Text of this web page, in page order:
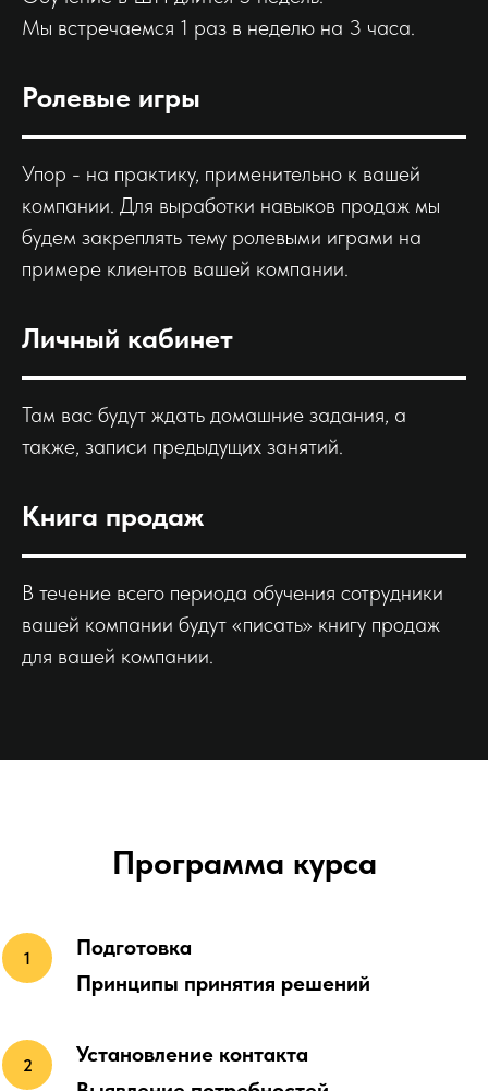
Мы встречаемся 1 раз в неделю на 3 часа.
Ролевые игры
Упор - на практику, применительно к вашей
компании. Для выработки навыков продаж мы
будем закреплять тему ролевыми играми на
примере клиентов вашей компании.
Личный кабинет
Там вас будут ждать домашние задания, а
также, записи предыдущих занятий.
Книга продаж
В течение всего периода обучения сотрудники
вашей компании будут «писать» книгу продаж
для вашей компании.
Программа курса
Подготовка
Принципы принятия решений
Установление контакта